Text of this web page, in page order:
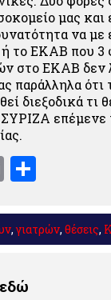
μας και
να
το ΕΚΑΒ που 3
στο ΕΚΑΒ δεν
παράλληλα
διεξοδικά
επέμενε
Email
,γιατρών, θέσεις,